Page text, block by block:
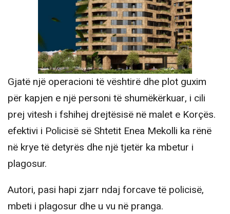
Gjatë një operacioni të vështirë dhe plot guxim
për kapjen e një personi të shumëkërkuar, i cili
prej vitesh i fshihej drejtësisë në malet e Korçës.
efektivi i Policisë së Shtetit Enea Mekolli ka rënë
në krye të detyrës dhe një tjetër ka mbetur i
plagosur.
Autori, pasi hapi zjarr ndaj forcave të policisë,
mbeti i plagosur dhe u vu në pranga.